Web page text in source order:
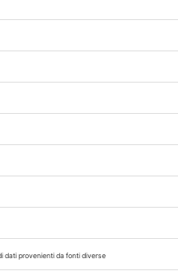
vittima nel
sorveglianza
West Nile in Italia: un
un 80enne in Campania. Casi in
estese e sorveglianza
Vet33
15/05/2025
RICERCA